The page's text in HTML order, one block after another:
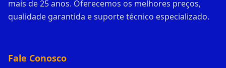
mais de 25 anos. Oferecemos os melhores preços,
qualidade garantida e suporte técnico especializado.
Fale Conosco